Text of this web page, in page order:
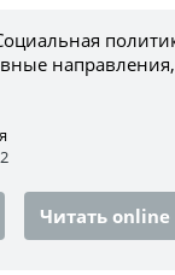
Читать online